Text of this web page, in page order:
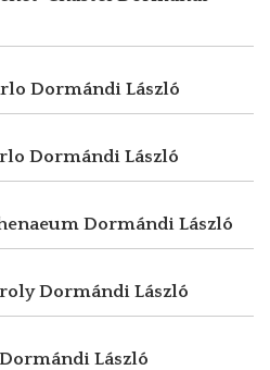
Dormándi László
Dormándi László
Dormándi László
Dormándi László
Dormándi László